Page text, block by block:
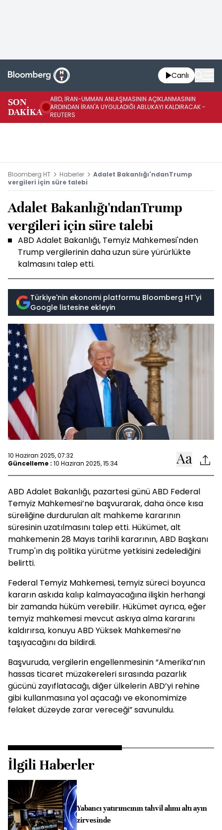
Canlı
SON
DAKİKA
ABD, İRAN-UMMAN ANLAŞMASININ AÇIKLANMASININ
ARDINDAN İRAN'A UYGULADIĞI ABLUKAYI KALDIRACAK -
REUTERS
Bloomberg HT Haberler
Adalet Bakanlığı'ndanTrump
vergileri için süre talebi
Adalet Bakanlığı'ndanTrump
vergileri için süre talebi
ABD Adalet Bakanlığı, Temyiz Mahkemesi'nden
Trump vergilerinin daha uzun süre yürürlükte
kalmasını talep etti.
Türkiye'nin ekonomi platformu Bloomberg HT'yi
Google listesine ekleyin
10 Haziran 2025, 07:32
Güncelleme : 10 Haziran 2025, 15:34
ABD Adalet Bakanlığı, pazartesi günü ABD Federal
Temyiz Mahkemesi’ne başvurarak, daha önce kısa
süreliğine durdurulan alt mahkeme kararının
süresinin uzatılmasını talep etti. Hükümet, alt
mahkemenin 28 Mayıs tarihli kararının, ABD Başkanı
Trump'ın dış politika yürütme yetkisini zedelediğini
belirtti.
Federal Temyiz Mahkemesi, temyiz süreci boyunca
kararın askıda kalıp kalmayacağına ilişkin herhangi
bir zamanda hüküm verebilir. Hükümet ayrıca, eğer
temyiz mahkemesi mevcut askıya alma kararını
kaldırırsa, konuyu ABD Yüksek Mahkemesi’ne
taşıyacağını da bildirdi.
Başvuruda, vergilerin engellenmesinin “Amerika’nın
hassas ticaret müzakereleri sırasında pazarlık
gücünü zayıflatacağı, diğer ülkelerin ABD’yi rehine
gibi kullanmasına yol açacağı ve ekonomimize
felaket düzeyde zarar vereceği” savunuldu.
İlgili Haberler
Yabancı yatırımcının tahvil alımı altı ayın
zirvesinde